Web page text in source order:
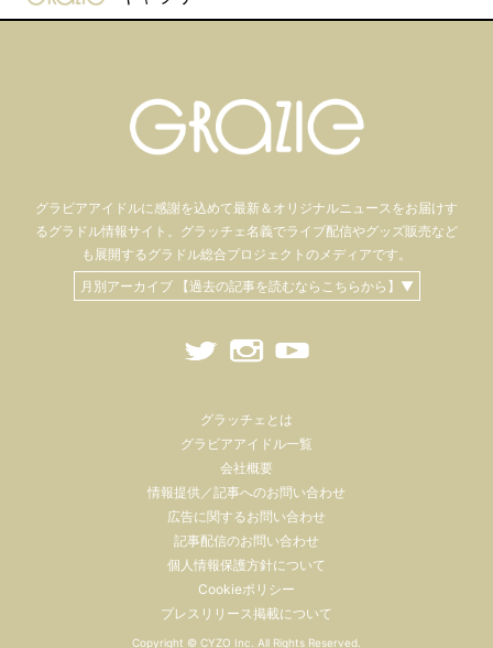
グラビアアイドルに感謝を込めて最新＆オリジナルニュースをお届けす
るグラドル情報サイト。 グラッチェ名義でライブ配信やグッズ販売など
も 展開するグラドル総合プロジェクトのメディアです。
月別アーカイブ 【過去の記事を読むならこちらから】▼
グラッチェとは
グラビアアイドル一覧
会社概要
情報提供／記事へのお問い合わせ
広告に関するお問い合わせ
記事配信のお問い合わせ
個人情報保護方針について
Cookieポリシー
プレスリリース掲載について
Copyright © CYZO Inc. All Rights Reserved.